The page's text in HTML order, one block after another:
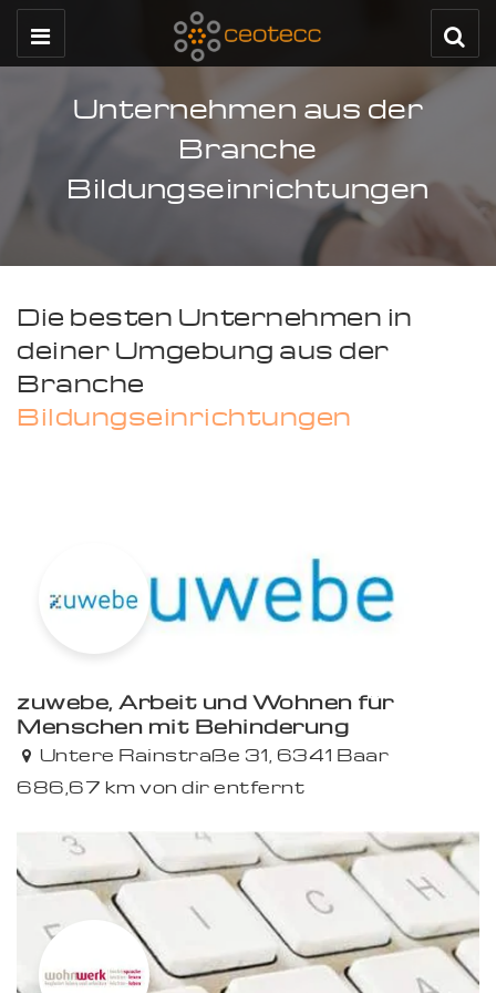
Unternehmen aus der
Branche
Bildungseinrichtungen
Die besten Unternehmen in
deiner Umgebung aus der
Branche
Bildungseinrichtungen
zuwebe, Arbeit und Wohnen für
Menschen mit Behinderung
Untere Rainstraße 31, 6341 Baar
686,67 km von dir entfernt